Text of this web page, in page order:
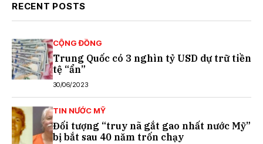
RECENT POSTS
CỘNG ĐỒNG
Trung Quốc có 3 nghìn tỷ USD dự trữ tiền
tệ “ẩn”
30/06/2023
TIN NƯỚC MỸ
Đối tượng “truy nã gắt gao nhất nước Mỹ”
bị bắt sau 40 năm trốn chạy